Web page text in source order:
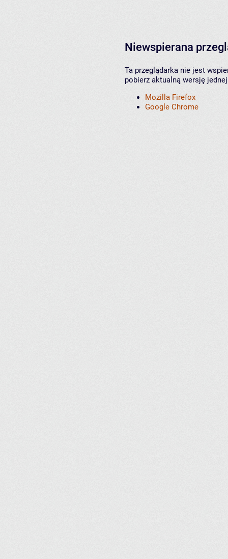
Niewspierana
Ta przeglądarka nie jest
pobierz aktualną wersję
Mozilla Firefox
Google Chrome